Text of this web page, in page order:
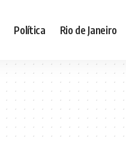
Política Rio de Janeiro